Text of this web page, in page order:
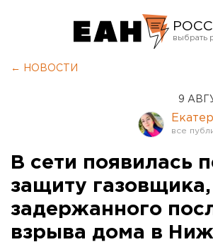
← НОВОСТИ
9
В сети появилась
защиту газовщика,
задержанного
взрыва дома в